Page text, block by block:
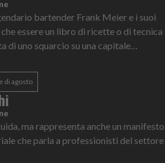
bartender Frank Meier e i suoi
essere un libro di ricette o di tecnica
di uno squarcio su una capitale
di agosto
ma rappresenta anche un manifesto
che parla a professionisti del settore